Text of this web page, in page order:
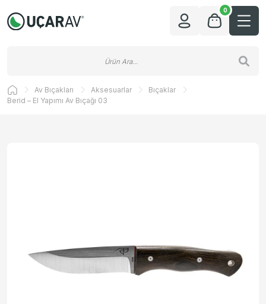
0
Av Bıçakları Aksesuarlar
Bıçaklar
Berid – El Yapımı Av Bıçağı 03